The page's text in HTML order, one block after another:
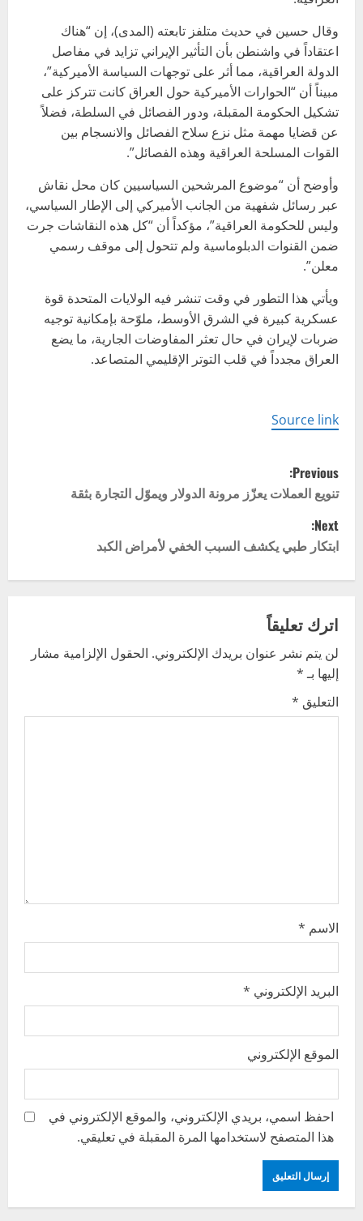
وقال حسين في حديث متلفز تابعته (المدى)، إن “هناك
اعتقاداً في واشنطن بأن التأثير الإيراني تزايد في مفاصل
الدولة العراقية، مما أثر على توجهات السياسة الأميركية”،
مبيناً أن “الحوارات الأميركية حول العراق كانت تتركز على
تشكيل الحكومة المقبلة، ودور الفصائل في السلطة، فضلاً
عن قضايا مهمة مثل نزع سلاح الفصائل والانسجام بين
القوات المسلحة العراقية وهذه الفصائل”.
وأوضح أن “موضوع المرشحين السياسيين كان محل نقاش
عبر رسائل شفهية من الجانب الأميركي إلى الإطار السياسي،
وليس للحكومة العراقية”، مؤكداً أن “كل هذه النقاشات جرت
ضمن القنوات الدبلوماسية ولم تتحول إلى موقف رسمي
معلن”.
ويأتي هذا التطور في وقت تنشر فيه الولايات المتحدة قوة
عسكرية كبيرة في الشرق الأوسط، ملوّحة بإمكانية توجيه
ضربات لإيران في حال تعثر المفاوضات الجارية، ما يضع
العراق مجدداً في قلب التوتر الإقليمي المتصاعد.
Source link
P
o
s
a
v
i
n
Previous:
تنويع العملات يعزّز مرونة الدولار ويموّل التجارة بثقة
Next:
ابتكار طبي يكشف السبب الخفي لأمراض الكبد
اترك تعليقاً
لن يتم نشر عنوان بريدك الإلكتروني. الحقول الإلزامية مشار
إليها بـ*
التعليق *
الاسم *
البريد الإلكتروني *
الموقع الإلكتروني
احفظ اسمي، بريدي الإلكتروني، والموقع الإلكتروني في
هذا المتصفح لاستخدامها المرة المقبلة في تعليقي.